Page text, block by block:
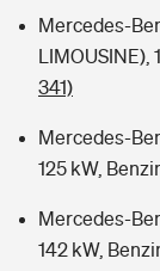
Mercedes-
LIMOUSINE),
341)
Mercedes-
125 kW,
Mercedes-
142 kW,